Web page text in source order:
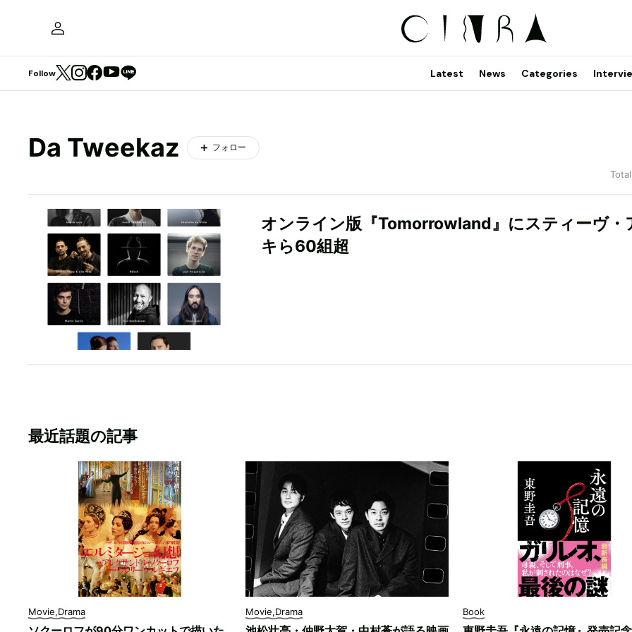
Follow Latest News Categories
Da Tweekaz フォロー
オンライン版『Tomorrowland』にスティーヴ・
キら60組超
最近話題の記事
Movie,Drama Movie,Drama Book